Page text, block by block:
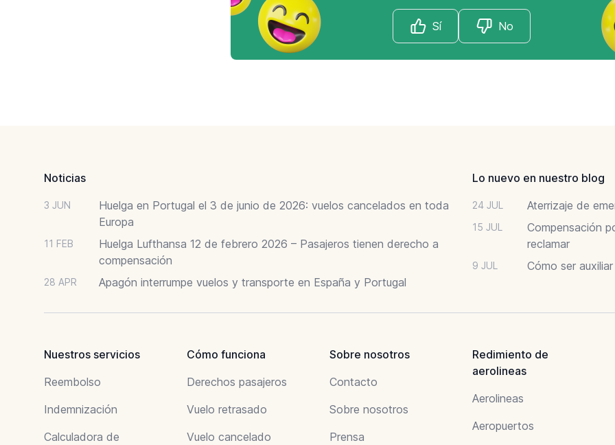
Sí No
Noticias
3 JUN
Huelga en Portugal el 3 de junio de 2026: vuelos cancelados en toda
Europa
11 FEB
Huelga Lufthansa 12 de febrero 2026 – Pasajeros tienen derecho a
compensación
28 APR Apagón interrumpe vuelos y transporte en España y Portugal
Lo nuevo en nuestro blog
24 JUL Aterrizaje de
15 JUL
Compensación
reclamar
9 JUL Cómo ser
Nuestros servicios
Reembolso
Indemnización
Calculadora de
Cómo funciona
Derechos pasajeros
Vuelo retrasado
Vuelo cancelado
Sobre nosotros
Contacto
Sobre nosotros
Prensa
Redimiento de
aerolineas
Aerolineas
Aeropuertos